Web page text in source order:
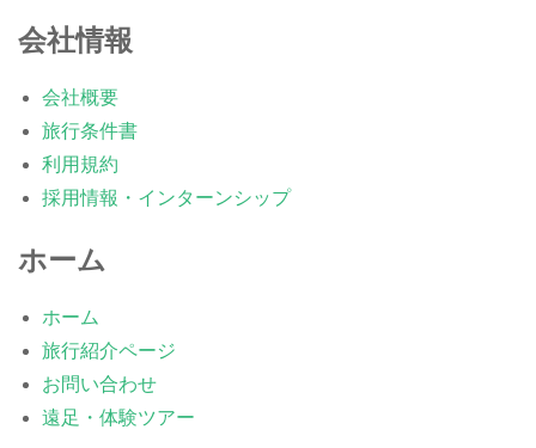
会社情報
会社概要
旅行条件書
利用規約
採用情報・インターンシップ
ホーム
ホーム
旅行紹介ページ
お問い合わせ
遠足・体験ツアー